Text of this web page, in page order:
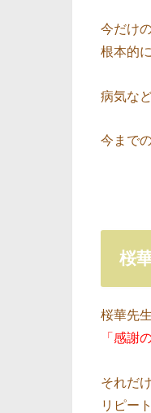
今だけ
根本的
病気な
今まで
桜
桜華先
「感謝
それだ
リピー